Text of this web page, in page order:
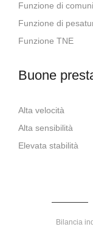
Funzione di
Funzione di
Funzione TNE
Buone
Alta velocità
Alta sensibilità
Elevata stabilità
Bilancia